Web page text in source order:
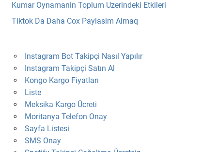
Kumar Oynamanin Toplum Uzerindeki Etkileri
Tiktok Da Daha Cox Paylasim Almaq
Instagram Bot Takipçi Nasıl Yapılır
Instagram Takipçi Satın Al
Kongo Kargo Fiyatları
Liste
Meksika Kargo Ücreti
Moritanya Telefon Onay
Sayfa Listesi
SMS Onay